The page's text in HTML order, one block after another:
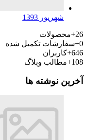
شهریور 1393
26+
محصولات
0+ سفارشات تکمیل شده
646+ کاربران
108+
مطالب وبلاگ
آخرین نوشته ها